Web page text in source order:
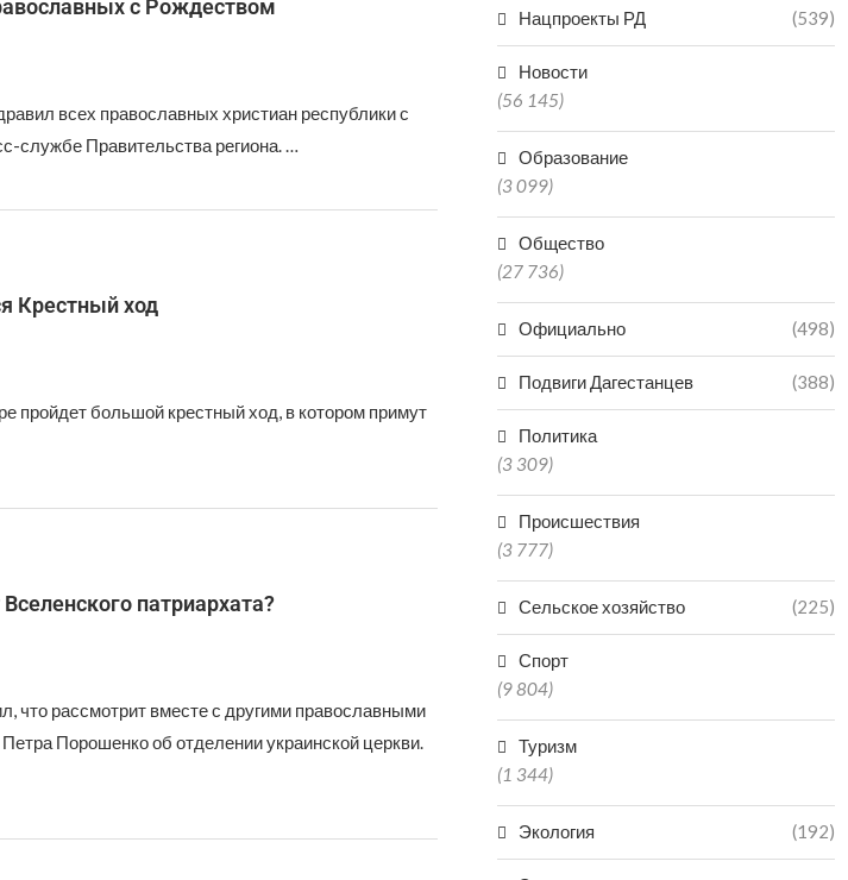
с Рождеством
всех православных христиан республики с
службе Правительства региона. …
Крестный ход
пройдет большой крестный ход, в котором примут
патриархата?
что рассмотрит вместе с другими православными
Порошенко об отделении украинской церкви.
Нацпроекты РД (539)
Новости
(56 145)
Образование
(3 099)
Общество
(27 736)
Официально (498)
Подвиги Дагестанцев (388)
Политика
(3 309)
Происшествия
(3 777)
Сельское хозяйство (225)
Спорт
(9 804)
Туризм
(1 344)
Экология (192)